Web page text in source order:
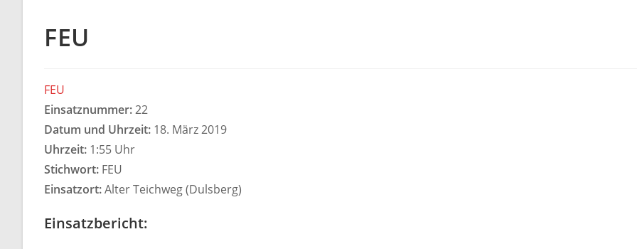
FEU
FEU
Einsatznummer:22
Datum und Uhrzeit: 18. März 2019
Uhrzeit: 1:55 Uhr
Stichwort: FEU
Einsatzort:Alter Teichweg (Dulsberg)
Einsatzbericht: